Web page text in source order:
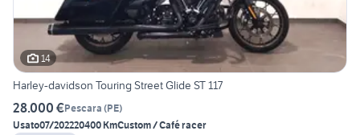
14
Harley-davidson Touring Street Glide ST 117
28.000 €Pescara (PE)
Usato07/202220400 KmCustom / Café racer